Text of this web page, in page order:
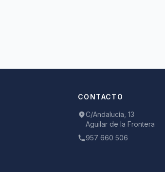
CONTACTO
C/Andalucía, 13
Aguilar de la Frontera
957 660 506